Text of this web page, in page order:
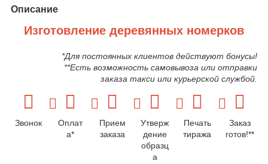
Описание
Изготовление деревянных номерков
Звонок
Оплат
а*
Прием
заказа
Утверж
дение
образц
а
Печать
тиража
Заказ
готов!**
*Для постоянных клиентов действуют бонусы!
**Есть возможность самовывоза или отправки
заказа такси или курьерской службой.